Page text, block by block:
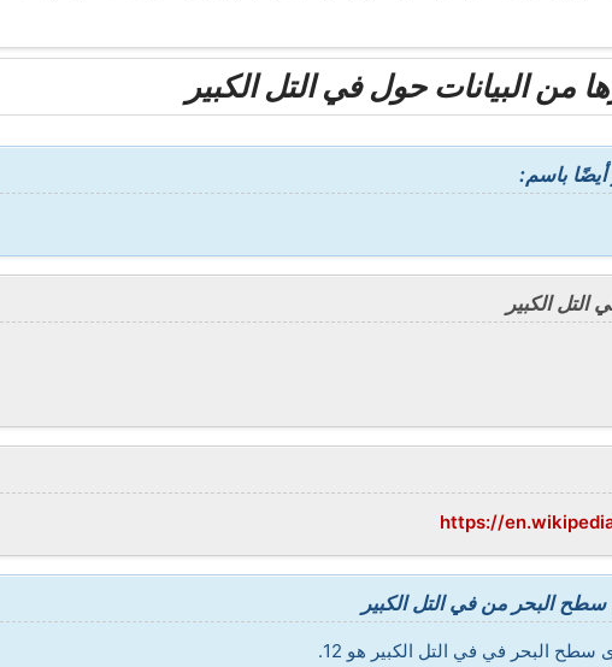
من البيانات حول في التل الكبير
باسم:
التل الكبير
https://
البحر من في التل الكبير
سطح البحر في في التل الكبير هو 12.